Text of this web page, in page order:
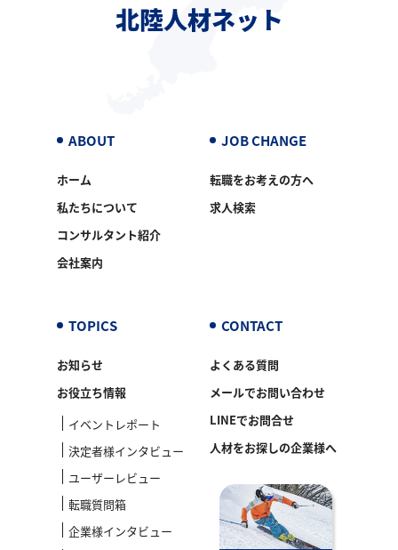
北陸人材ネット
ABOUT
ホーム
私たちについて
コンサルタント紹介
会社案内
JOB CHANGE
転職をお考えの方へ
求人検索
TOPICS
お知らせ
お役立ち情報
イベントレポート
決定者様インタビュー
ユーザーレビュー
転職質問箱
企業様インタビュー
CONTACT
よくある質問
メールでお問い合わせ
LINEでお問合せ
人材をお探しの企業様へ